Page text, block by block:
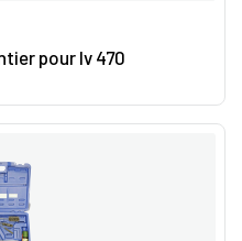
pour lv 470